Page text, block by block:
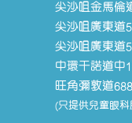
尖沙咀金馬倫
尖沙咀廣東道
尖沙咀廣東道
中環干諾道中
旺角彌敦道
(只提供兒童眼科